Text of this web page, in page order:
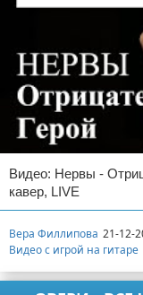
Видео: Нервы -
кавер, LIVE
Вера Филлипова 21-12-
Видео с игрой на гитаре